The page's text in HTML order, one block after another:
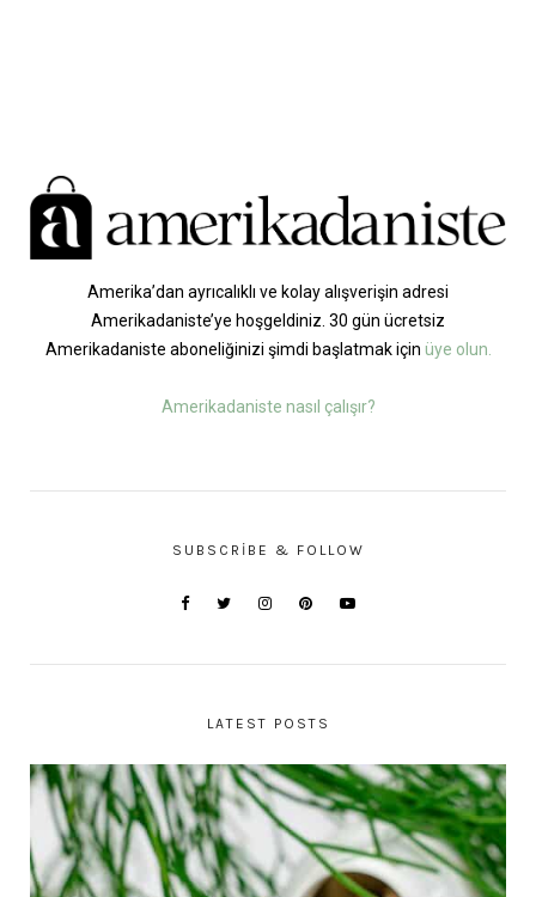
Amerika’dan ayrıcalıklı ve kolay alışverişin adresi
Amerikadaniste’ye hoşgeldiniz. 30 gün ücretsiz
Amerikadaniste aboneliğinizi şimdi başlatmak için üye olun.
Amerikadaniste nasıl çalışır?
SUBSCRIBE & FOLLOW
LATEST POSTS